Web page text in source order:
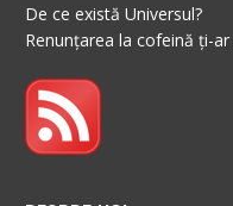
De ce există Universul?
Renunțarea la cofeină ți-